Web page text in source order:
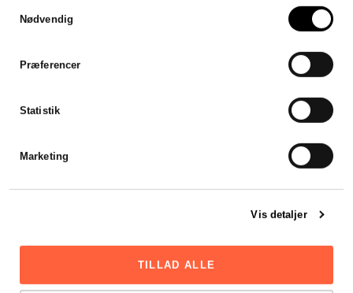
Nødvendig
Præferencer
Statistik
Marketing
Vis detaljer
TILLAD ALLE
kapital og registrering